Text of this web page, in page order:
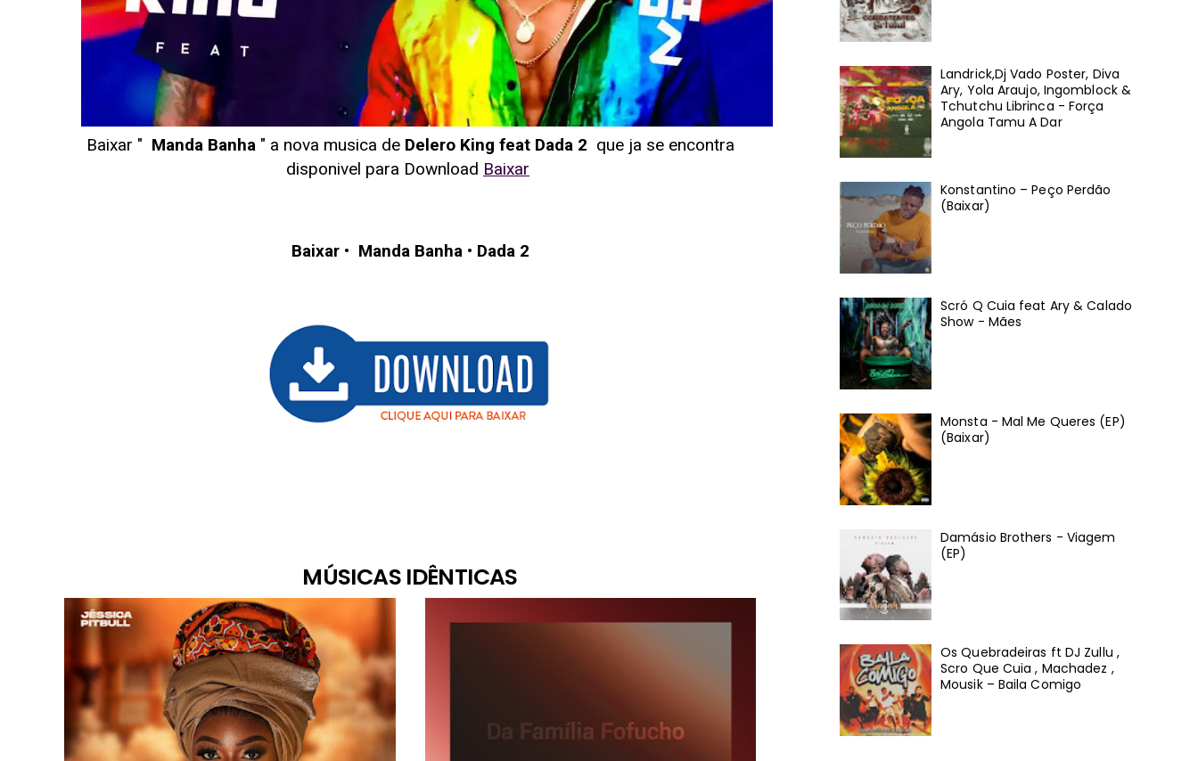
Baixar " Manda Banha" a nova musica de Delero King feat Dada 2 que ja se encontra
disponivel para Download Baixar
Baixar• Manda Banha• Dada 2
MÚSICAS IDÊNTICAS
Landrick,Dj Vado Poster, Diva
Ary, Yola Araujo, Ingomblock &
Tchutchu Librinca - Força
Angola Tamu A Dar
Konstantino – Peço Perdão
(Baixar)
Scró Q Cuia feat Ary & Calado
Show - Mães
Monsta - Mal Me Queres (EP)
(Baixar)
Damásio Brothers - Viagem
(EP)
Os Quebradeiras ft DJ Zullu ,
Scro Que Cuia , Machadez ,
Mousik – Baila Comigo